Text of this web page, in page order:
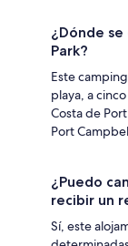
¿Dónde
Park?
Este
playa, a
Costa de
Port
¿Puedo
recibir un
Sí, este